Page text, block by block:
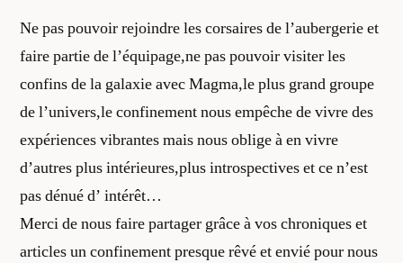
dit :
Ne pas pouvoir rejoindre les corsaires de l’aubergerie et
faire partie de l’équipage,ne pas pouvoir visiter les
confins de la galaxie avec Magma,le plus grand groupe
de l’univers,le confinement nous empêche de vivre des
expériences vibrantes mais nous oblige à en vivre
d’autres plus intérieures,plus introspectives et ce n’est
pas dénué d’ intérêt…
Merci de nous faire partager grâce à vos chroniques et
articles un confinement presque rêvé et envié pour nous